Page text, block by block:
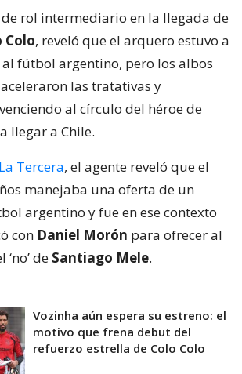
rol intermediario en la llegada de
Colo, reveló que el arquero estuvo a
fútbol argentino, pero los albos
las tratativas y
al círculo del héroe de
llegar a Chile.
La Tercera, el agente reveló que el
manejaba una oferta de un
argentino y fue en ese contexto
con Daniel Morón para ofrecer al
de Santiago Mele.
Vozinha aún espera su estreno: el
motivo que frena debut del
refuerzo estrella de Colo Colo